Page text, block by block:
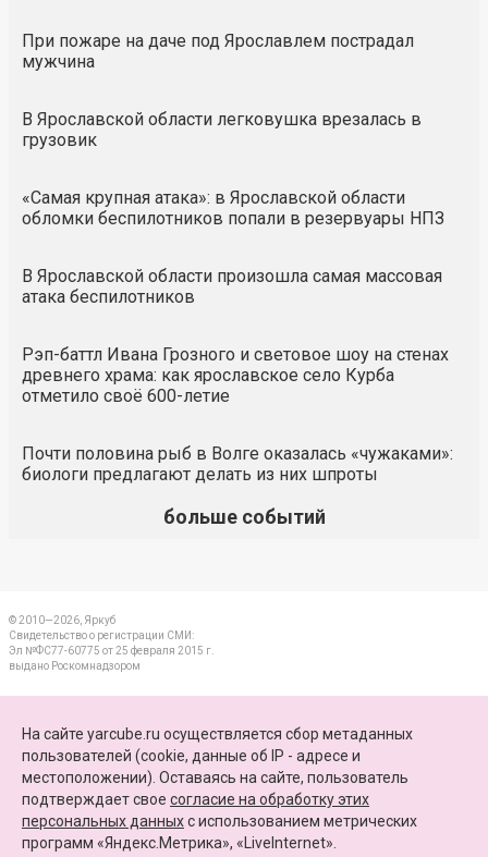
При пожаре на даче под Ярославлем пострадал
мужчина
В Ярославской области легковушка врезалась в
грузовик
«Самая крупная атака»: в Ярославской области
обломки беспилотников попали в резервуары НПЗ
В Ярославской области произошла самая массовая
атака беспилотников
Рэп-баттл Ивана Грозного и световое шоу на стенах
древнего храма: как ярославское село Курба
отметило своё 600-летие
Почти половина рыб в Волге оказалась «чужаками»:
биологи предлагают делать из них шпроты
больше событий
© 2010—2026, Яркуб
Свидетельство о регистрации СМИ:
Эл №ФС77-60775 от 25 февраля 2015 г.
выдано Роскомнадзором
ПАРТНЕРЫ
КАРТА САЙТА
+7 (4852) 64-15-52
На сайте yarcube.ru осуществляется сбор метаданных
пользователей (cookie, данные об IP - адресе и
местоположении). Оставаясь на сайте, пользователь
подтверждает свое согласие на обработку этих
персональных данныхc использованием метрических
программ «Яндекс.Метрика», «LiveInternet».